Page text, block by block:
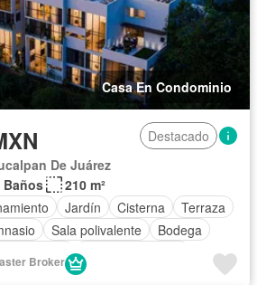
Casa En Condominio
Destacado
De Juárez
Baños
210 m²
Jardín Cisterna
Terraza
Sala polivalente
Bodega
Vista panorámica
Caseta de vigilancia
Broker